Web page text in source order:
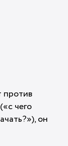
против
чего
он